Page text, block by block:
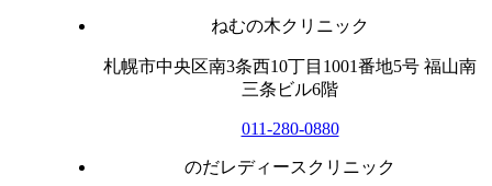
ねむの木クリニック
札幌市中央区南3条西10丁目1001番地5号 福山南
三条ビル6階
011-280-0880
のだレディースクリニック